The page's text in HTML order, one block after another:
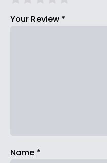
Your Review *
Name *